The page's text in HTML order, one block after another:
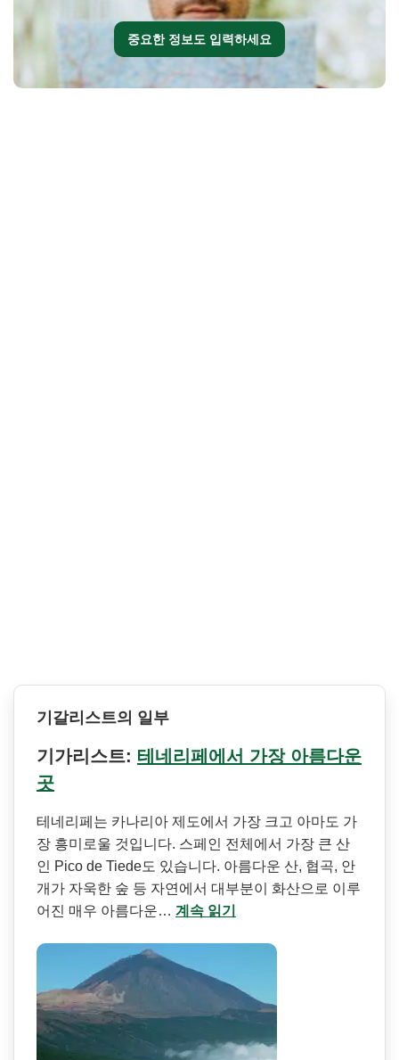
중요한 정보도 입력하세요
기갈리스트의 일부
기가리스트: 테네리페에서 가장 아름다운
곳
테네리페는 카나리아 제도에서 가장 크고 아마도 가
장 흥미로울 것입니다. 스페인 전체에서 가장 큰 산
인 Pico de Tiede도 있습니다. 아름다운 산, 협곡, 안
개가 자욱한 숲 등 자연에서 대부분이 화산으로 이루
어진 매우 아름다운… 계속 읽기